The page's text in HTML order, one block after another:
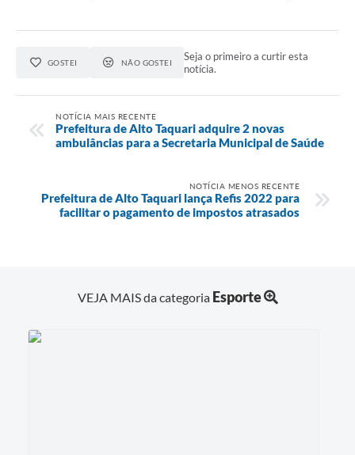
GOSTEI NÃO GOSTEI
Seja o primeiro a curtir esta
notícia.
NOTÍCIA MAIS RECENTE
Prefeitura de Alto Taquari adquire 2 novas
ambulâncias para a Secretaria Municipal de Saúde
NOTÍCIA MENOS RECENTE
Prefeitura de Alto Taquari lança Refis 2022 para
facilitar o pagamento de impostos atrasados
VEJA MAIS da categoria Esporte